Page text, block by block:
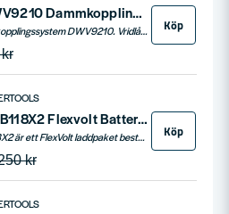
DeWalt DWV9210 Dammkopplingssystem AIRLOCK (Bygg)
DeWalt Dammkopplingssystem DWV9210. Vridlås gör det möjligt för användaren att snabbt flytta slangen från verktyg till verktyg Köp
DeWalt DCB118X2 Flexvolt Batteri & laddpaket 54V (2x3,0/9,0ah)
DeWalt DCB118X2 är ett FlexVolt laddpaket bestående av två stycken DCB547 54V 9,0ah batterier samt Snabbladdare DCB118.
kr
Köp